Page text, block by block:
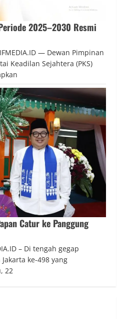
2025–2030 Resmi
— Dewan Pimpinan
Keadilan Sejahtera (PKS)
Catur ke Panggung
– Di tengah gegap
ke-498 yang
22